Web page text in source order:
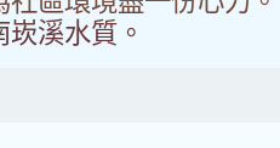
溪水質。